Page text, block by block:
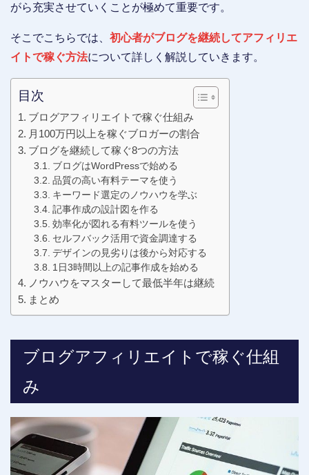
がら充実させていくことが極めて重要です。
そこでこちらでは、 初心者がブログを継続してアフィリエ
イトで稼ぐ方法について詳しく解説していきます。
目次
ブログアフィリエイトで稼ぐ仕組み
月100万円以上を稼ぐブロガーの割合
ブログを継続して稼ぐ8つの方法
ブログはWordPressで始める
品質の高い有料テーマを使う
キーワード選定のノウハウを学ぶ
記事作成の設計図を作る
効率化が図れる有料ツールを使う
セルフバック活用で資金調達する
デザインの見劣りは後から対応する
1日3時間以上の記事作成を始める
ノウハウをマスターして最低半年は継続
まとめ
ブログアフィリエイトで稼ぐ仕組
み